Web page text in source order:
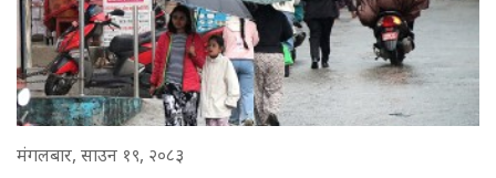
मंगलबार, साउन १९, २०८३